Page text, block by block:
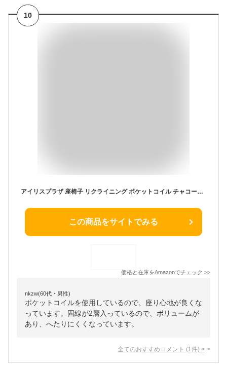
10
アイリスプラザ 座椅子 リクライニング ポケットコイル チャコールグレー 60×60×65.5cm POZ-36
この商品をサイトでみる
価格と在庫をAmazonでチェック >>
nkzw(60代・男性)
ポケットコイルを使用しているので、座り心地が良くな
っています。固線が2層入っているので、ボリュームが
あり、へたりにくくなっています。
全てのおすすめコメント (1 件) >